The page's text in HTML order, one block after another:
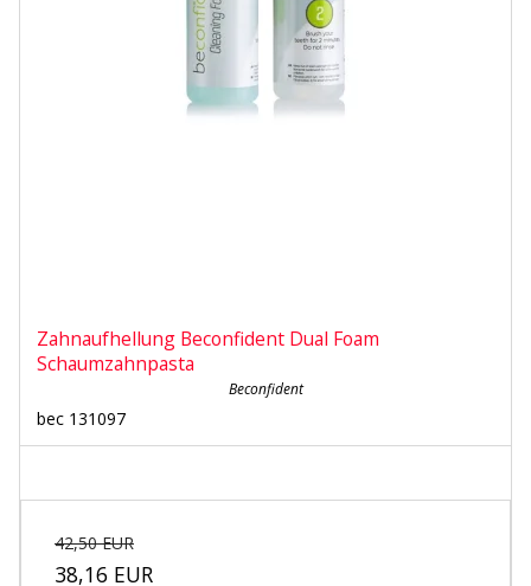
Zahnaufhellung Beconfident Dual Foam
Schaumzahnpasta
Beconfident
bec 131097
42,50 EUR
38,16 EUR